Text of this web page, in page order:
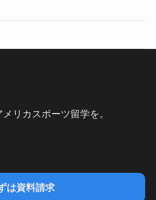
リカスポーツ留学を。
は資料請求